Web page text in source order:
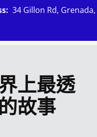
上最透
故事
34 Gillon Rd,